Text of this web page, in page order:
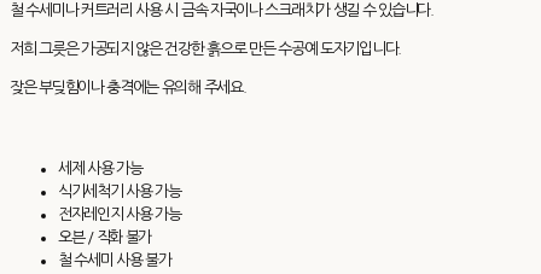
철 수세미나 커트러리 사용 시 금속 자국이나 스크래치가 생길 수 있습니다.
저희 그릇은 가공되지 않은 건강한 흙으로 만든 수공예 도자기입니다.
잦은 부딪힘이나 충격에는 유의해 주세요.
세제 사용 가능
식기세척기 사용 가능
전자레인지 사용 가능
오븐 / 직화 불가
철 수세미 사용 불가